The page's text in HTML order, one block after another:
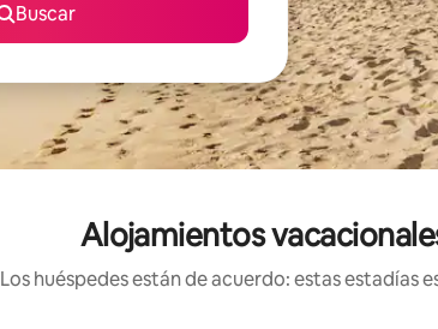
Buscar
Alojamientos
Los huéspedes están de acuerdo: estas estadías